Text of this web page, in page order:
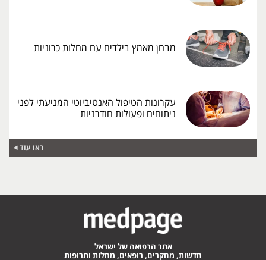
מבחן מאמץ בילדים עם מחלות כרוניות
עקרונות הטיפול האנטיביוטי המניעתי לפני
ניתוחים ופעולות חודרניות
ראו עוד
אתר הרפואה של ישראל
חדשות, מחקרים, רופאים, מחלות ותרופות